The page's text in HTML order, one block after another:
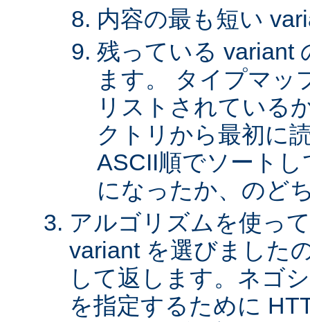
内容の最も短い
残っている variant
ます。 タイプマッ
リストされている
クトリから最初に
ASCII順でソート
になったか、のど
アルゴリズムを使っ
variant を選びました
して返します。ネゴ
を指定するために